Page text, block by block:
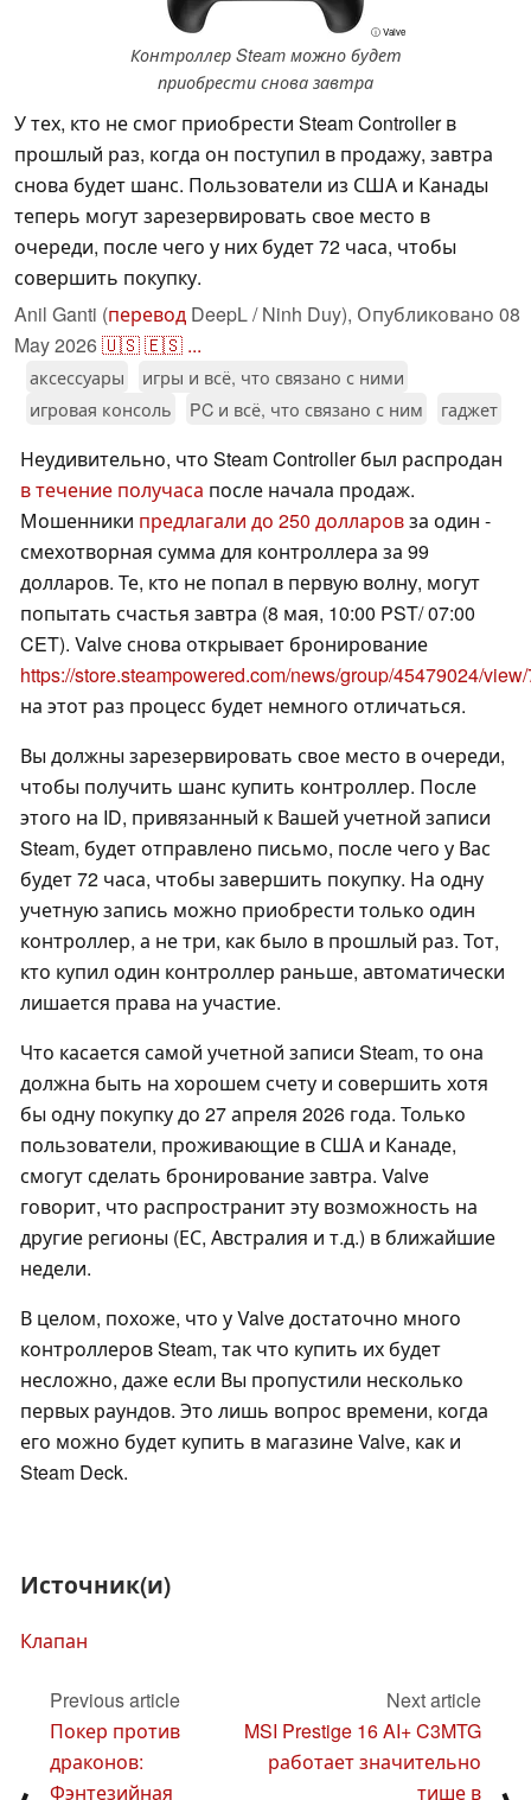
ⓘ Valve
Контроллер Steam можно будет
приобрести снова завтра
У тех, кто не смог приобрести Steam Controller в
прошлый раз, когда он поступил в продажу, завтра
снова будет шанс. Пользователи из США и Канады
теперь могут зарезервировать свое место в
очереди, после чего у них будет 72 часа, чтобы
совершить покупку.
Anil Ganti (перевод DeepL / Ninh Duy), Опубликовано 08
May 2026🇺🇸🇪🇸 ...
аксессуары
игры и всё, что связано с ними
игровая консоль
PC и всё, что связано с ним гаджет
Неудивительно, что Steam Controller был распродан
в течение получаса после начала продаж.
Мошенники предлагали до 250 долларовза один -
смехотворная сумма для контроллера за 99
долларов. Те, кто не попал в первую волну, могут
попытать счастья завтра (8 мая, 10:00 PST/ 07:00
CET). Valve снова открывает бронирование
https://store.steampowered.com/news/group/45479024/
на этот раз процесс будет немного отличаться.
Вы должны зарезервировать свое место в очереди,
чтобы получить шанс купить контроллер. После
этого на ID, привязанный к Вашей учетной записи
Steam, будет отправлено письмо, после чего у Вас
будет 72 часа, чтобы завершить покупку. На одну
учетную запись можно приобрести только один
контроллер, а не три, как было в прошлый раз. Тот,
кто купил один контроллер раньше, автоматически
лишается права на участие.
Что касается самой учетной записи Steam, то она
должна быть на хорошем счету и совершить хотя
бы одну покупку до 27 апреля 2026 года. Только
пользователи, проживающие в США и Канаде,
смогут сделать бронирование завтра. Valve
говорит, что распространит эту возможность на
другие регионы (ЕС, Австралия и т.д.) в ближайшие
недели.
В целом, похоже, что у Valve достаточно много
контроллеров Steam, так что купить их будет
несложно, даже если Вы пропустили несколько
первых раундов. Это лишь вопрос времени, когда
его можно будет купить в магазине Valve, как и
Steam Deck.
Источник(и)
Клапан
Previous article
Покер против
драконов:
Фэнтезийная
Next article
MSI Prestige 16 AI+ C3MTG
работает значительно
тише в